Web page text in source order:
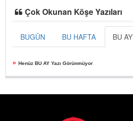
Çok Okunan Köşe Yazıları
BUGÜN BU HAFTA BU AY
» Henüz BU AY Yazı Görünmüyor